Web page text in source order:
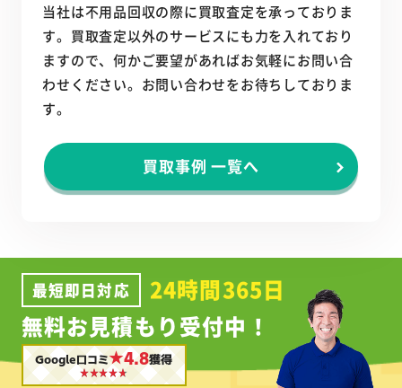
当社は不用品回収の際に買取査定を承っておりま
す。買取査定以外のサービスにも力を入れており
ますので、何かご要望があればお気軽にお問い合
わせください。お問い合わせをお待ちしておりま
す。
買取事例 一覧へ
最短即日対応
24時間365日
無料お見積もり受付中！
Google口コミ★4.8獲得